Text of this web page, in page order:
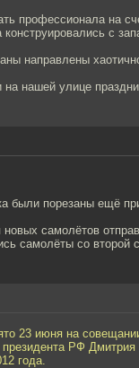
профессионала на
с
направлены
на нашей улице
были порезаны ещё
новых самолётов
самолёты со второй
23 июня на
президента РФ
года.